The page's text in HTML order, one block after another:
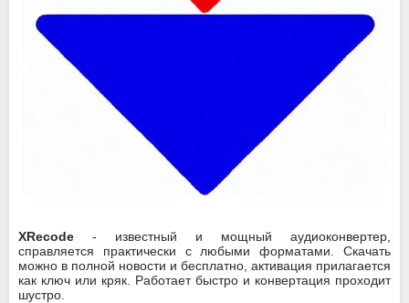
XRecode - известный и мощный аудиоконвертер,
справляется практически с любыми форматами. Скачать
можно в полной новости и бесплатно, активация прилагается
как ключ или кряк. Работает быстро и конвертация проходит
шустро.